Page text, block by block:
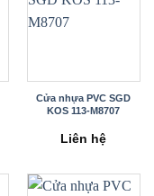
Cửa nhựa PVC SGD
KOS 113-M8707
Liên hệ